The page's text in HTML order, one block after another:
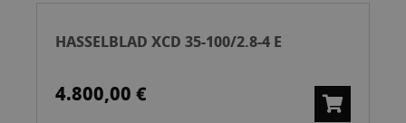
HASSELBLAD XCD 35-100/2.8-4 E
4.800,00 €